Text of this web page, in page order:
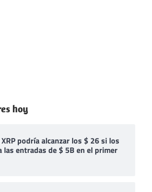
hoy
podría alcanzar los $ 26 si los
las entradas de $ 5B en el primer